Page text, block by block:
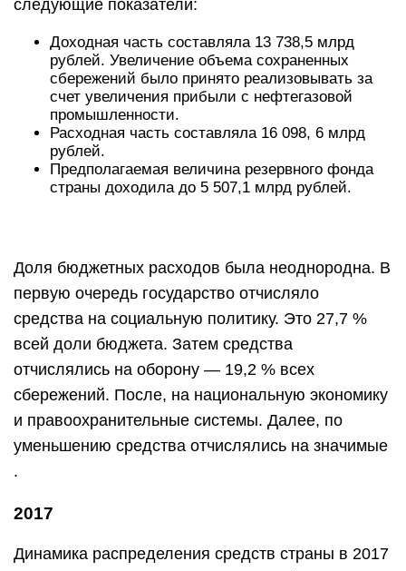
следующие показатели:
Доходная часть составляла 13 738,5 млрд
рублей. Увеличение объема сохраненных
сбережений было принято реализовывать за
счет увеличения прибыли с нефтегазовой
промышленности.
Расходная часть составляла 16 098, 6 млрд
рублей.
Предполагаемая величина резервного фонда
страны доходила до 5 507,1 млрд рублей.
Доля бюджетных расходов была неоднородна. В
первую очередь государство отчисляло
средства на социальную политику. Это 27,7 %
всей доли бюджета. Затем средства
отчислялись на оборону — 19,2 % всех
сбережений. После, на национальную экономику
и правоохранительные системы. Далее, по
уменьшению средства отчислялись на значимые
.
2017
Динамика распределения средств страны в 2017